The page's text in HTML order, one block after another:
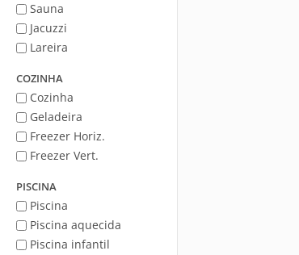
Sauna
Jacuzzi
Lareira
COZINHA
Cozinha
Geladeira
Freezer Horiz.
Freezer Vert.
PISCINA
Piscina
Piscina aquecida
Piscina infantil